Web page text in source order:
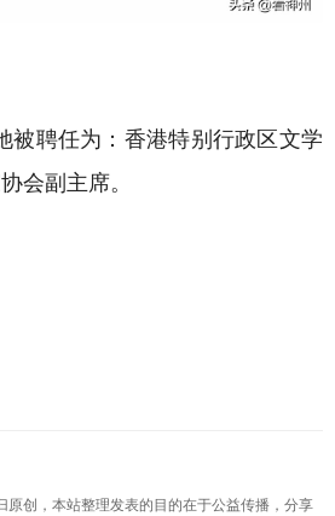
被聘任为：香港特别行政区文学
会副主席。
原创，本站整理发表的目的在于公益传播，分享